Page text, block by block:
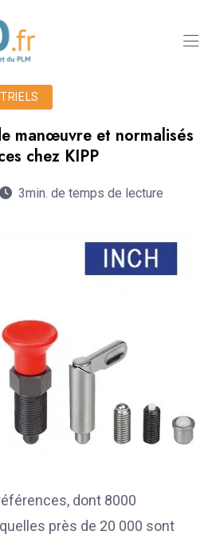
manœuvre et normalisés
chez KIPP
3min. de temps de lecture
dont 8000
près de 20 000 sont